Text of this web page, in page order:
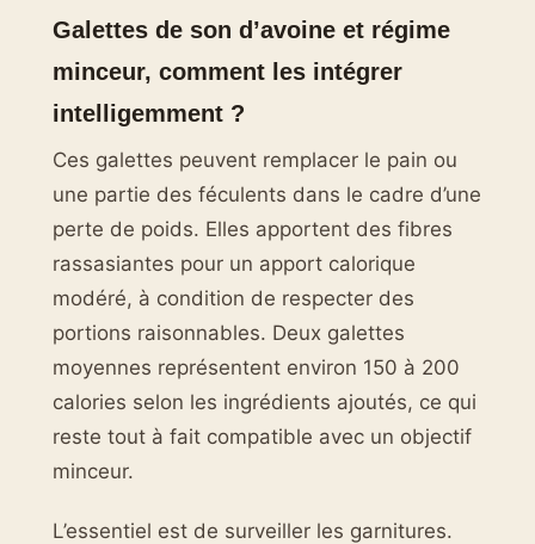
Galettes de son d’avoine et régime
minceur, comment les intégrer
intelligemment ?
Ces galettes peuvent remplacer le pain ou
une partie des féculents dans le cadre d’une
perte de poids. Elles apportent des fibres
rassasiantes pour un apport calorique
modéré, à condition de respecter des
portions raisonnables. Deux galettes
moyennes représentent environ 150 à 200
calories selon les ingrédients ajoutés, ce qui
reste tout à fait compatible avec un objectif
minceur.
L’essentiel est de surveiller les garnitures.